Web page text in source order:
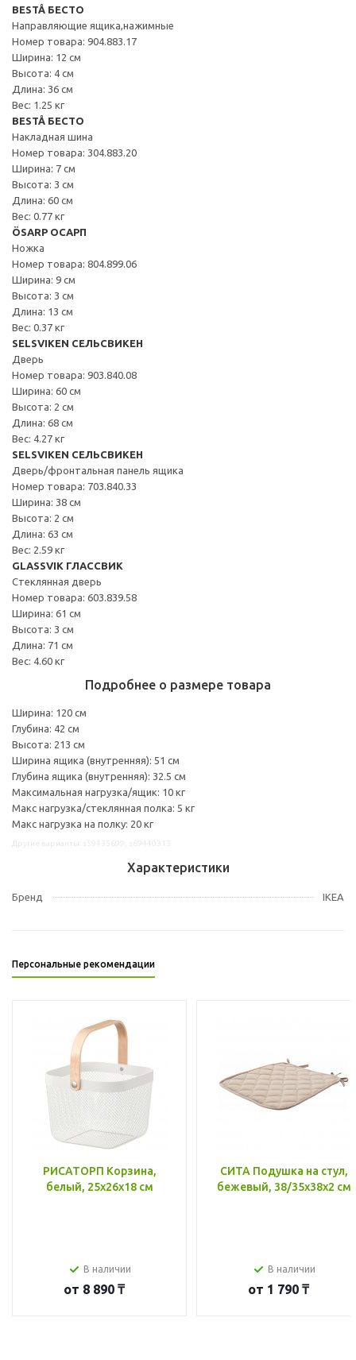
BESTÅ БЕСТО
Направляющие ящика,нажимные
Номер товара: 904.883.17
Ширина: 12 см
Высота: 4 см
Длина: 36 см
Вес: 1.25 кг
BESTÅ БЕСТО
Накладная шина
Номер товара: 304.883.20
Ширина: 7 см
Высота: 3 см
Длина: 60 см
Вес: 0.77 кг
ÖSARP ОСАРП
Ножка
Номер товара: 804.899.06
Ширина: 9 см
Высота: 3 см
Длина: 13 см
Вес: 0.37 кг
SELSVIKEN СЕЛЬСВИКЕН
Дверь
Номер товара: 903.840.08
Ширина: 60 см
Высота: 2 см
Длина: 68 см
Вес: 4.27 кг
SELSVIKEN СЕЛЬСВИКЕН
Дверь/фронтальная панель ящика
Номер товара: 703.840.33
Ширина: 38 см
Высота: 2 см
Длина: 63 см
Вес: 2.59 кг
GLASSVIK ГЛАССВИК
Стеклянная дверь
Номер товара: 603.839.58
Ширина: 61 см
Высота: 3 см
Длина: 71 см
Вес: 4.60 кг
Подробнее о размере товара
Ширина: 120 см
Глубина: 42 см
Высота: 213 см
Ширина ящика (внутренняя): 51 см
Глубина ящика (внутренняя): 32.5 см
Максимальная нагрузка/ящик: 10 кг
Макс нагрузка/стеклянная полка: 5 кг
Макс нагрузка на полку: 20 кг
Характеристики
Бренд IKEA
Персональные рекомендации
РИСАТОРП Корзина,
белый, 25x26x18 см
В наличии
от 8 890 ₸
СИТА Подушка на стул,
бежевый, 38/35x38x2 см
В наличии
от 1 790 ₸